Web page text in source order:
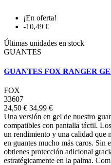
¡En oferta!
-10,49 €
Últimas unidades en stock
GUANTES
GUANTES FOX RANGER
FOX
33607
24,50 € 34,99 €
Una versión en gel de nuestro
compatibles con pantalla táctil.
un rendimiento y una calidad que
en guantes mucho más caros. Sin
obtienes protección adicional
estratégicamente en la palma.